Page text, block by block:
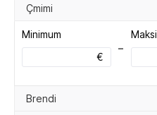
Brendi
Çmimi
Minimum
€
–